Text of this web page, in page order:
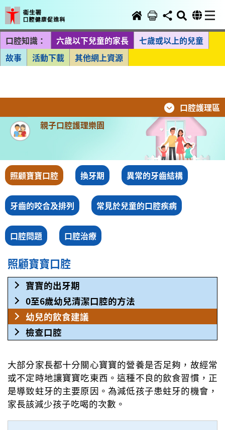
口腔知識： 六歲以下兒童的家長
七歲或以上的兒童
故事
活動下載 其他網上資源
口腔護理區
親子口腔護理樂園
照顧寶寶口腔 換牙期 異常的牙齒結構
牙齒的咬合及排列 常見於兒童的口腔疾病
口腔問題 口腔治療
照顧寶寶口腔
寶寶的出牙期
0至6歲幼兒清潔口腔的方法
幼兒的飲食建議
檢查口腔
大部分家長都十分關心寶寶的營養是否足夠，故經常
或不定時地讓寶寶吃東西。這種不良的飲食習慣，正
是導致蛀牙的主要原因。為減低孩子患蛀牙的機會，
家長該減少孩子吃喝的次數。